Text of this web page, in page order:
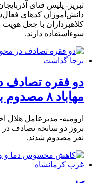
تبریز- پلیس فتای
دانش‌آموزان کدهای
کلاهبرداران با جعل
سوءاستفاده دارند.
دو فقره تصادف
مهاباد ۸ مصدوم برجا گذاشت
ارومیه- مدیرعامل هلال
نفر مصدوم شدند.